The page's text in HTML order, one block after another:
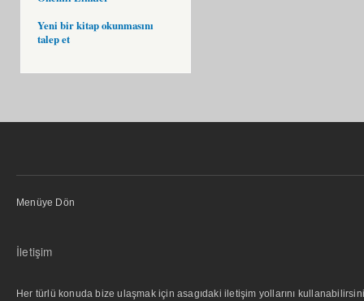
Yeni bir kitap okunmasını
talep et
Menüye Dön
İletişim
Her türlü konuda bize ulaşmak için asagıdaki iletişim yollarını